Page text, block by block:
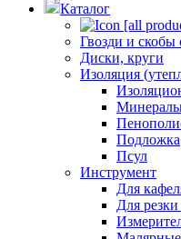
Каталог
Гвозди и скобы
Диски, круги
Изоляция
Подложка
Псул
Инструмент
Для
Для